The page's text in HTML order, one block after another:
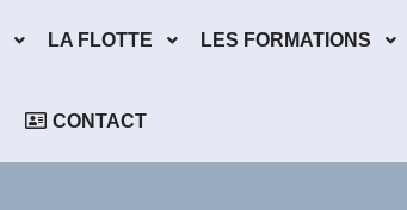
LA FLOTTE LES FORMATIONS
CONTACT